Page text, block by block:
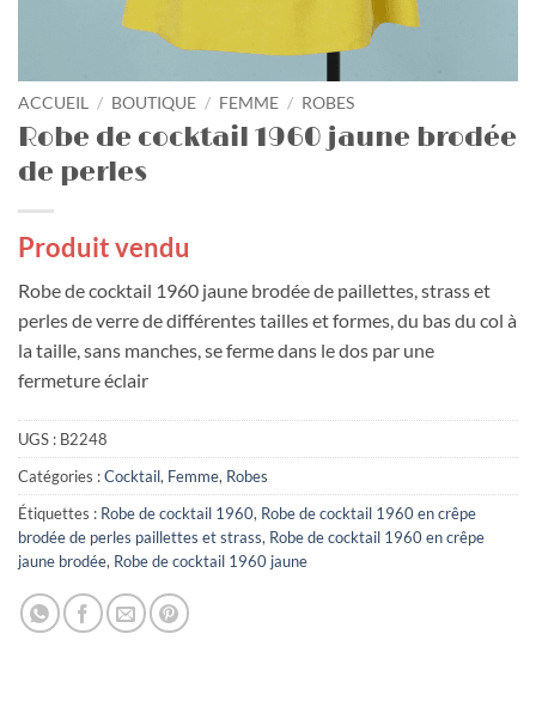
ACCUEIL / BOUTIQUE / FEMME / ROBES
Robe de cocktail 1960 jaune brodée
de perles
Produit vendu
Robe de cocktail 1960 jaune brodée de paillettes, strass et
perles de verre de différentes tailles et formes, du bas du col à
la taille, sans manches, se ferme dans le dos par une
fermeture éclair
UGS : B2248
Catégories :Cocktail, Femme, Robes
Étiquettes : Robe de cocktail 1960, Robe de cocktail 1960 en crêpe
brodée de perles paillettes et strass, Robe de cocktail 1960 en crêpe
jaune brodée, Robe de cocktail 1960 jaune